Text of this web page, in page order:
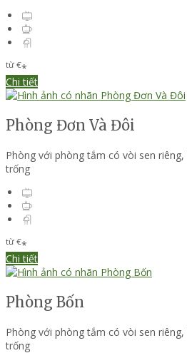
từ €*
Chi tiết
Phòng Đơn Và Đôi
Phòng với phòng tắm có vòi sen riêng,
trống
từ €*
Chi tiết
Phòng Bốn
Phòng với phòng tắm có vòi sen riêng,
trống